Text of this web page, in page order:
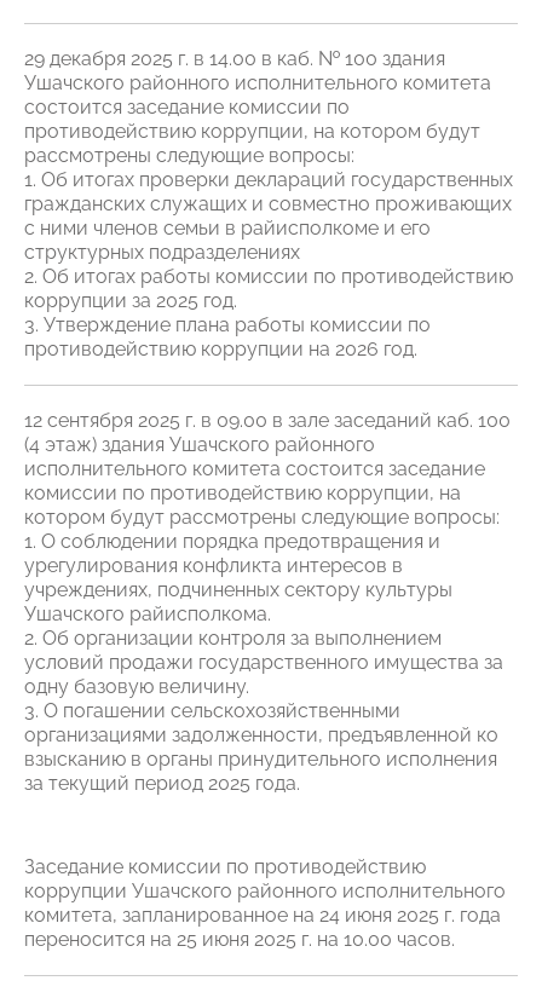
29 декабря 2025 г. в 14.00 в каб. № 100 здания
Ушачского районного исполнительного комитета
состоится заседание комиссии по
противодействию коррупции, на котором будут
рассмотрены следующие вопросы:
1. Об итогах проверки деклараций государственных
гражданских служащих и совместно проживающих
с ними членов семьи в райисполкоме и его
структурных подразделениях
2. Об итогах работы комиссии по противодействию
коррупции за 2025 год.
3. Утверждение плана работы комиссии по
противодействию коррупции на 2026 год.
12 сентября 2025 г. в 09.00 в зале заседаний каб. 100
(4 этаж) здания Ушачского районного
исполнительного комитета состоится заседание
комиссии по противодействию коррупции, на
котором будут рассмотрены следующие вопросы:
1. О соблюдении порядка предотвращения и
урегулирования конфликта интересов в
учреждениях, подчиненных сектору культуры
Ушачского райисполкома.
2. Об организации контроля за выполнением
условий продажи государственного имущества за
одну базовую величину.
3. О погашении сельскохозяйственными
организациями задолженности, предъявленной ко
взысканию в органы принудительного исполнения
за текущий период 2025 года.
Заседание комиссии по противодействию
коррупции Ушачского районного исполнительного
комитета, запланированное на 24 июня 2025 г. года
переносится на 25 июня 2025 г. на 10.00 часов.